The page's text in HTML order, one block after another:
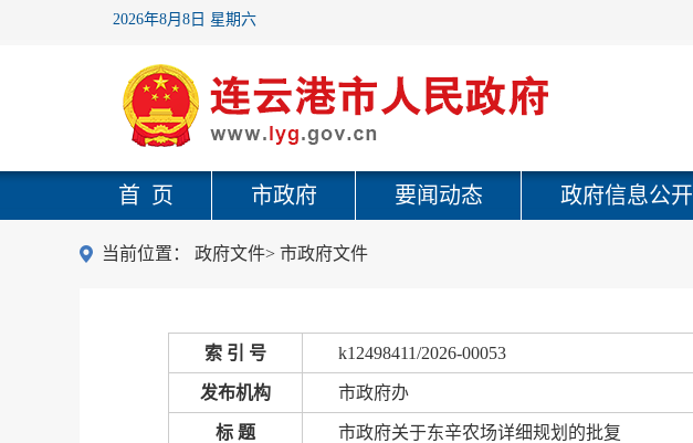
2026年8月8日 星期六
首 页 市政府 要闻动态 政府信息公开
当前位置： 政府文件> 市政府文件
索 引 号 k12498411/2026-00053
发布机构 市政府办
标 题 市政府关于东辛农场详细规划的批复